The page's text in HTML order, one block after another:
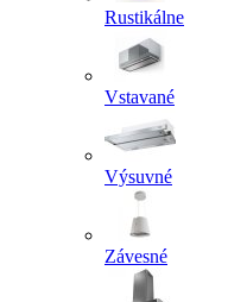
Rustikálne
Vstavané
Výsuvné
Závesné